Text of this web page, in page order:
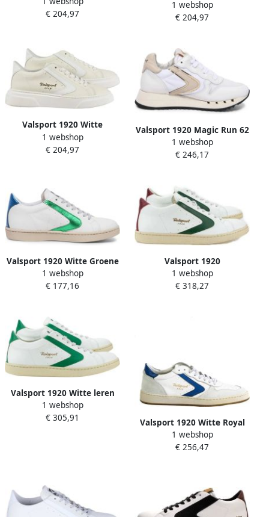
€ 204,97
Tong Bianco Argento
Sneakers
1 webshop
€ 204,97
Valsport 1920 Witte
Toernooischoenen
1 webshop
€ 204,97
Valsport 1920 Magic Run 62
Sneakers
1 webshop
€ 246,17
Valsport 1920 Witte Groene
Tourna t Mix Schoenen
1 webshop
€ 177,16
Valsport 1920
Handgemaakte Vintage
Leren Sneakers Tourna t
1 webshop
€ 318,27
Valsport 1920 Witte leren
herensneaker Toernooi
model
1 webshop
€ 305,91
Valsport 1920 Witte Royal
leren sneakers
1 webshop
€ 256,47